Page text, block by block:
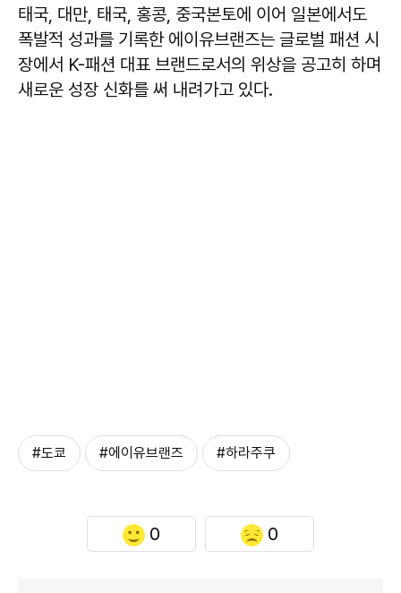
태국, 대만, 태국, 홍콩, 중국본토에 이어 일본에서도
폭발적 성과를 기록한 에이유브랜즈는 글로벌 패션 시
장에서 K-패션 대표 브랜드로서의 위상을 공고히 하며
새로운 성장 신화를 써 내려가고 있다.
#도쿄 #에이유브랜즈 #하라주쿠
0 0